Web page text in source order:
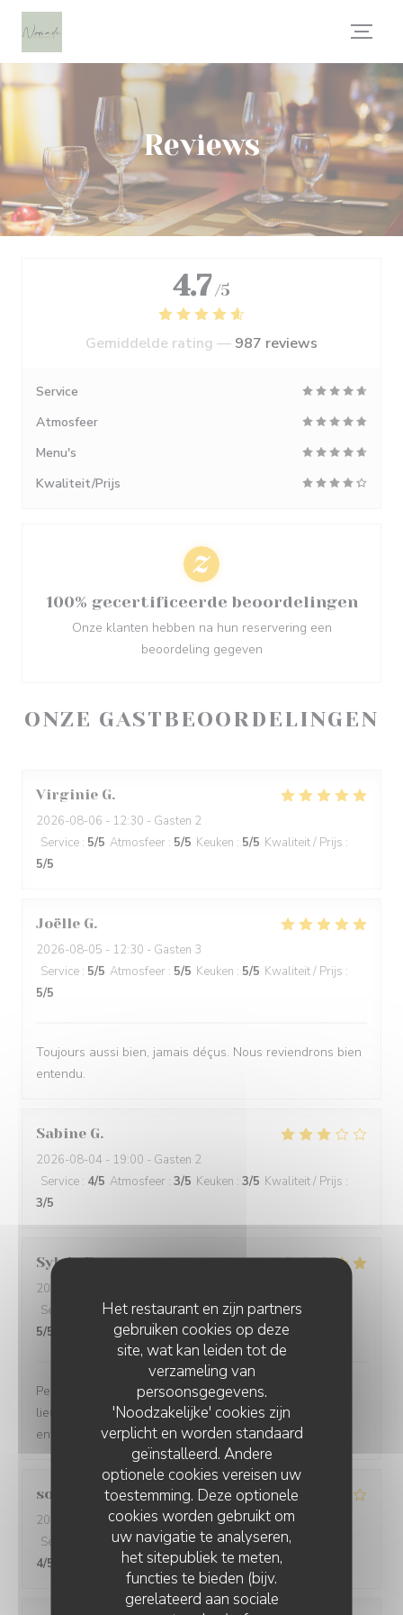
Cookies beheer paneel
Het restaurant en zijn partners
gebruiken cookies op deze
site, wat kan leiden tot de
verzameling van
persoonsgegevens.
'Noodzakelijke' cookies zijn
verplicht en worden standaard
geïnstalleerd. Andere
optionele cookies vereisen uw
toestemming. Deze optionele
cookies worden gebruikt om
uw navigatie te analyseren,
het sitepubliek te meten,
functies te bieden (bijv.
gerelateerd aan sociale
Reviews
ONZE GASTBEOORDELINGEN
Virginie G
2026-08-06 - 12:30 - Gasten 2
Service : 5/5 Atmosfeer : 5/5 Keuken : 5/5 Kwaliteit / Prijs :
5/5
Joëlle G
2026-08-05 - 12:30 - Gasten 3
Service : 5/5 Atmosfeer : 5/5 Keuken : 5/5 Kwaliteit / Prijs :
5/5
Toujours aussi bien, jamais déçus. Nous reviendrons bien
entendu.
Sabine G
2026-08-04 - 19:00 - Gasten 2
Service : 4/5 Atmosfeer : 3/5 Keuken : 3/5 Kwaliteit / Prijs :
3/5
Sylvie F
2026-08-03
Service
/5 Atmosfeer:5/5 Keuken:5/5 Kwaliteit / Prijs
5/5
Personnel accueillant cadre chaleureux quiétude des
lieux appréciable dommage pour une présence trop
envahissante des mouches
sophie
2026-07-31
- 20:00 - Gasten 6
Service
Atmosfeer:5/5 Keuken:4/5 Kwaliteit / Prijs
4/5
4.7 /5
Gemiddelde rating — 987 reviews
Service
Atmosfeer
Menu's
Kwaliteit/Prijs
100% gecertificeerde beoordelingen
Onze klanten hebben na hun reservering een
beoordeling gegeven